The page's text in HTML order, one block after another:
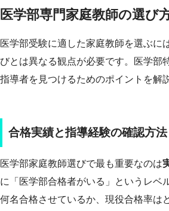
医学部専門家庭教師の選び
医学部受験に適した家庭教師を選ぶに
びとは異なる観点が必要です。医学部
指導者を見つけるためのポイントを解
合格実績と指導経験の確認方法
医学部家庭教師選びで最も重要なのは
に「医学部合格者がいる」というレベ
何名合格させているか、現役合格率は